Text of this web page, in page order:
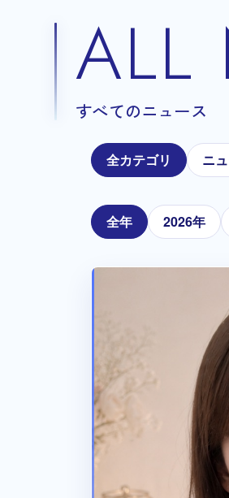
ALL
すべてのニュース
全カテゴリ ニ
全年 2026年